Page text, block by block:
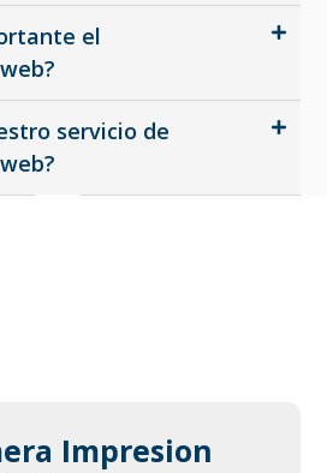
el
servicio de
Impresion